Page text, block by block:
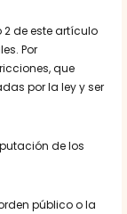
2 de este artículo
Por
que
por la ley y ser
de los
público o la